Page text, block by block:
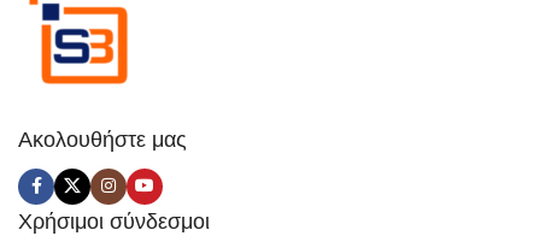
Ακολουθήστε μας
Χρήσιμοι σύνδεσμοι